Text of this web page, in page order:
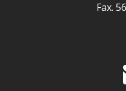
Fax.